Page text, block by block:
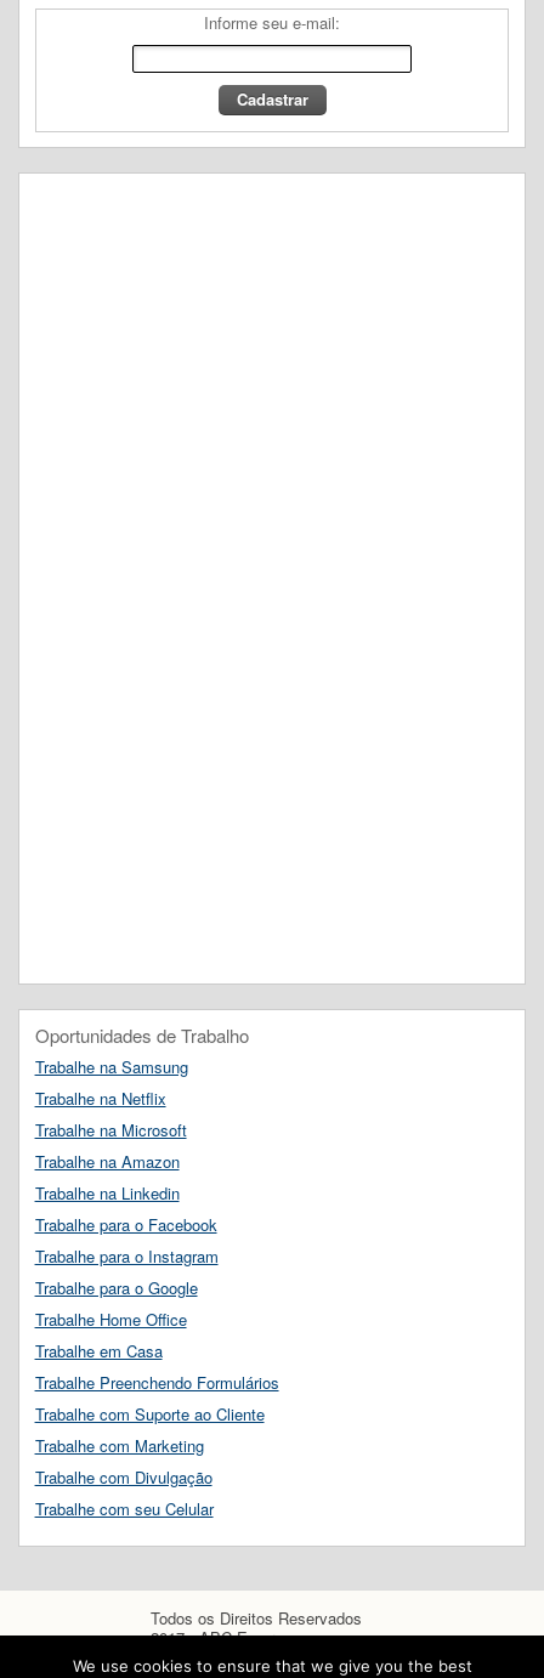
Informe seu e-mail:
Oportunidades de Trabalho
Trabalhe na Samsung
Trabalhe na Netflix
Trabalhe na Microsoft
Trabalhe na Amazon
Trabalhe na Linkedin
Trabalhe para o Facebook
Trabalhe para o Instagram
Trabalhe para o Google
Trabalhe Home Office
Trabalhe em Casa
Trabalhe Preenchendo Formulários
Trabalhe com Suporte ao Cliente
Trabalhe com Marketing
Trabalhe com Divulgação
Trabalhe com seu Celular
Todos os Direitos Reservados
2017 - ABC Empregos
We use cookies to ensure that we give you the best